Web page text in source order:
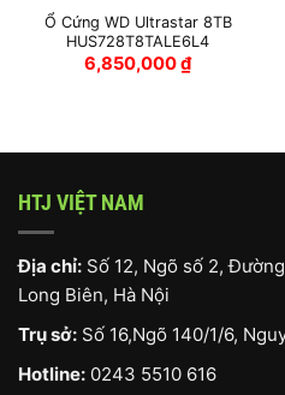
Ổ Cứng WD Ultrastar 8TB
HUS728T8TALE6L4
6,850,000₫
HTJ VIỆT NAM
Địa chỉ: Số 12, Ngõ số 2,
Long Biên, Hà Nội
Trụ sở: Số 16,Ngõ 140/1/6,
Hotline: 0243 5510 616